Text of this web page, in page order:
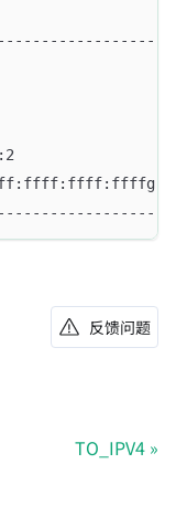
|
|
反馈问题
TO_IPV4